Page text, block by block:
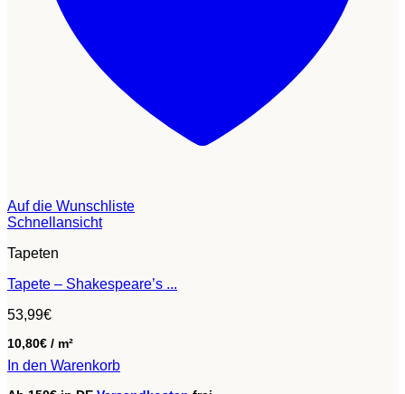
Auf die Wunschliste
Schnellansicht
Tapeten
Tapete – Shakespeare’s ...
53,99€
10,80€ / m²
In den Warenkorb